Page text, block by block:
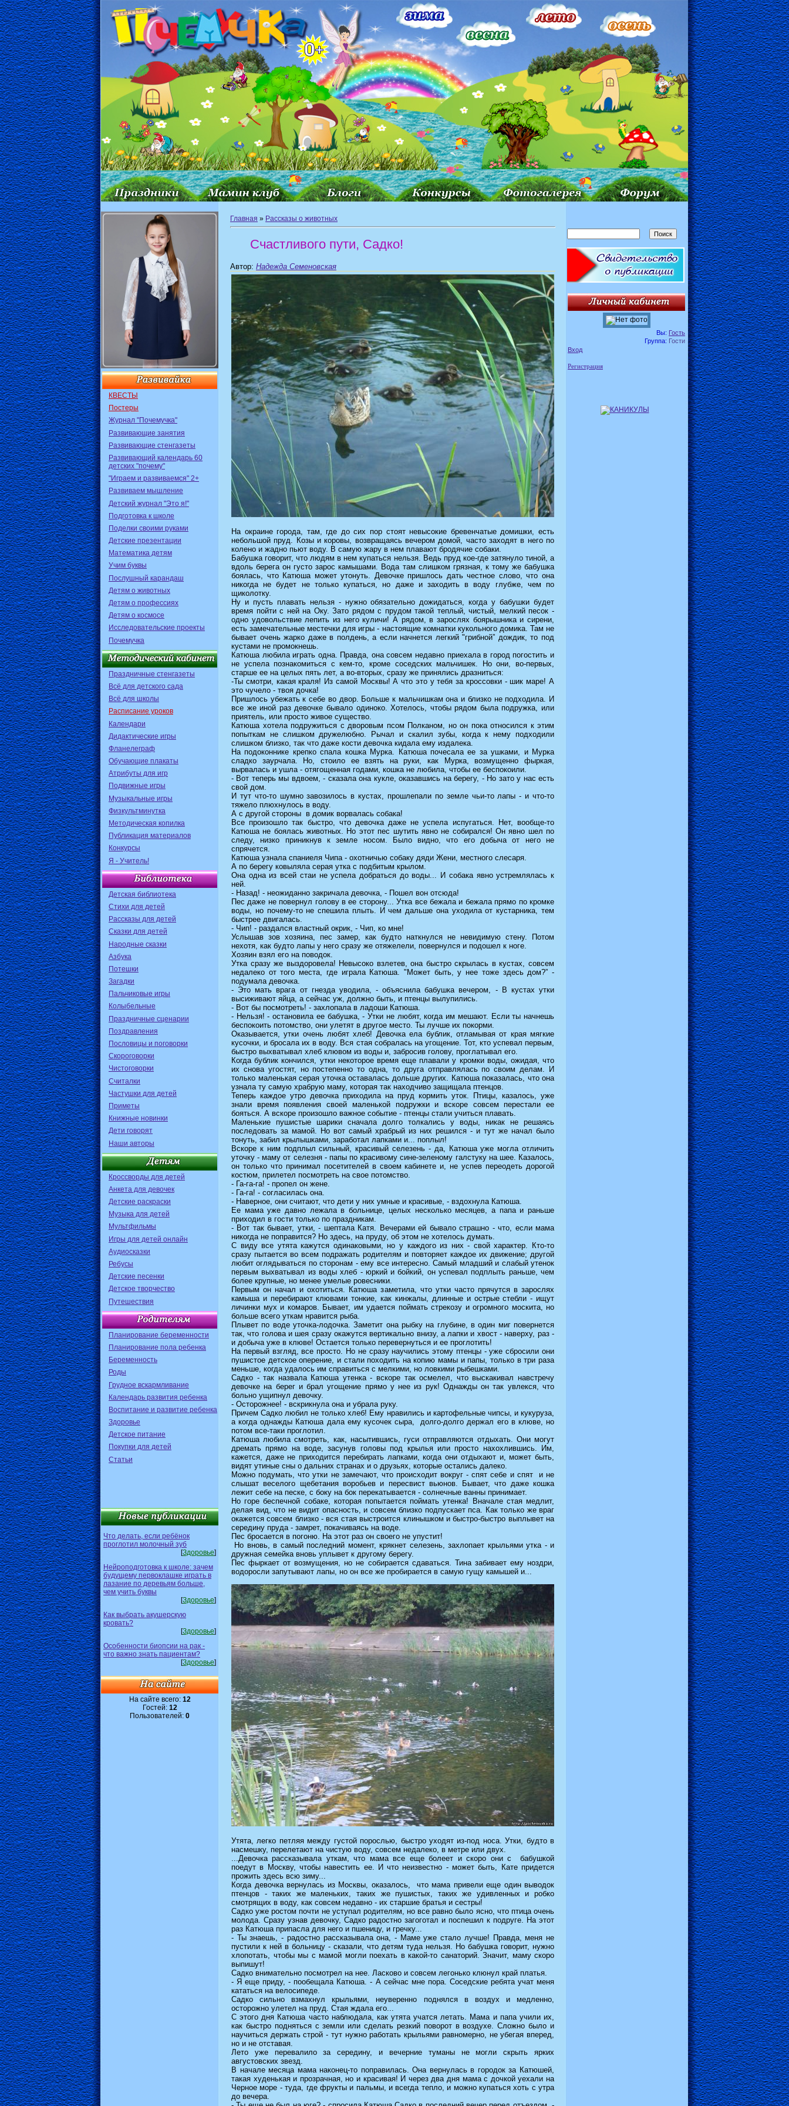
КВЕСТЫ
Постеры
Журнал "Почемучка"
Развивающие занятия
Развивающие стенгазеты
Развивающий календарь 60
детских "почему"
"Играем и развиваемся" 2+
Развиваем мышление
Детский журнал "Это я!"
Подготовка к школе
Поделки своими руками
Детские презентации
Математика детям
Учим буквы
Послушный карандаш
Детям о животных
Детям о профессиях
Детям о космосе
Исследовательские проекты
Почемучка
Праздничные стенгазеты
Всё для детского сада
Всё для школы
Расписание уроков
Календари
Дидактические игры
Фланелеграф
Обучающие плакаты
Атрибуты для игр
Подвижные игры
Музыкальные игры
Физкультминутка
Методическая копилка
Публикация материалов
Конкурсы
Я - Учитель!
Детская библиотека
Стихи для детей
Рассказы для детей
Сказки для детей
Народные сказки
Азбука
Потешки
Загадки
Пальчиковые игры
Колыбельные
Праздничные сценарии
Поздравления
Пословицы и поговорки
Скороговорки
Чистоговорки
Считалки
Частушки для детей
Приметы
Книжные новинки
Дети говорят
Наши авторы
Кроссворды для детей
Анкета для девочек
Детские раскраски
Музыка для детей
Мультфильмы
Игры для детей онлайн
Аудиосказки
Ребусы
Детские песенки
Детское творчество
Путешествия
Планирование беременности
Планирование пола ребенка
Беременность
Роды
Грудное вскармливание
Календарь развития ребенка
Воспитание и развитие ребенка
Здоровье
Детское питание
Покупки для детей
Статьи
Что делать, если ребёнок
проглотил молочный зуб
[Здоровье]
Нейроподготовка к школе: зачем
будущему первоклашке играть в
лазание по деревьям больше,
чем учить буквы
[Здоровье]
Как выбрать акушерскую
кровать?
[Здоровье]
Особенности биопсии на рак -
что важно знать пациентам?
[Здоровье]
На сайте всего: 12
Гостей: 12
Пользователей: 0
Главная » Рассказы о животных
Счастливого пути, Садко!
Автор: Надежда Семеновская
На окраине города, там, где до сих пор стоят невысокие бревенчатые домишки, есть
небольшой пруд. Козы и коровы, возвращаясь вечером домой, часто заходят в него по
колено и жадно пьют воду. В самую жару в нем плавают бродячие собаки.
Бабушка говорит, что людям в нем купаться нельзя. Ведь пруд кое-где затянуло тиной, а
вдоль берега он густо зарос камышами. Вода там слишком грязная, к тому же бабушка
боялась, что Катюша может утонуть. Девочке пришлось дать честное слово, что она
никогда не будет не только купаться, но даже и заходить в воду глубже, чем по
щиколотку.
Ну и пусть плавать нельзя - нужно обязательно дожидаться, когда у бабушки будет
время пойти с ней на Оку. Зато рядом с прудом такой теплый, чистый, мелкий песок -
одно удовольствие лепить из него куличи! А рядом, в зарослях боярышника и сирени,
есть замечательные местечки для игры - настоящие комнатки кукольного домика. Там не
бывает очень жарко даже в полдень, а если начнется легкий "грибной” дождик, то под
кустами не промокнешь.
Катюша любила играть одна. Правда, она совсем недавно приехала в город погостить и
не успела познакомиться с кем-то, кроме соседских мальчишек. Но они, во-первых,
старше ее на целых пять лет, а во-вторых, сразу же принялись дразниться:
-Ты смотри, какая краля! Из самой Москвы! А что это у тебя за кроссовки - шик маре! А
это чучело - твоя дочка!
Пришлось убежать к себе во двор. Больше к мальчишкам она и близко не подходила. И
все же иной раз девочке бывало одиноко. Хотелось, чтобы рядом была подружка, или
приятель, или просто живое существо.
Катюша хотела подружиться с дворовым псом Полканом, но он пока относился к этим
попыткам не слишком дружелюбно. Рычал и скалил зубы, когда к нему подходили
слишком близко, так что даже кости девочка кидала ему издалека.
На подоконнике крепко спала кошка Мурка. Катюша почесала ее за ушками, и Мурка
сладко заурчала. Но, стоило ее взять на руки, как Мурка, возмущенно фыркая,
вырвалась и ушла - отягощенная годами, кошка не любила, чтобы ее беспокоили.
- Вот теперь мы вдвоем, - сказала она кукле, оказавшись на берегу, - Но зато у нас есть
свой дом.
И тут что-то шумно завозилось в кустах, прошлепали по земле чьи-то лапы - и что-то
тяжело плюхнулось в воду.
А с другой стороны в домик ворвалась собака!
Все произошло так быстро, что девочка даже не успела испугаться. Нет, вообще-то
Катюша не боялась животных. Но этот пес шутить явно не собирался! Он явно шел по
следу, низко приникнув к земле носом. Было видно, что его добыча от него не
спрячется.
Катюша узнала спаниеля Чипа - охотничью собаку дяди Жени, местного слесаря.
А по берегу ковыляла серая утка с подбитым крылом.
Она одна из всей стаи не успела добраться до воды... И собака явно устремлялась к
ней.
- Назад! - неожиданно закричала девочка, - Пошел вон отсюда!
Пес даже не повернул голову в ее сторону... Утка все бежала и бежала прямо по кромке
воды, но почему-то не спешила плыть. И чем дальше она уходила от кустарника, тем
быстрее двигалась.
- Чип! - раздался властный окрик, - Чип, ко мне!
Услышав зов хозяина, пес замер, как будто наткнулся не невидимую стену. Потом
нехотя, как будто лапы у него сразу же отяжелели, повернулся и подошел к ноге.
Хозяин взял его на поводок.
Утка сразу же выздоровела! Невысоко взлетев, она быстро скрылась в кустах, совсем
недалеко от того места, где играла Катюша. "Может быть, у нее тоже здесь дом?” -
подумала девочка.
- Это мать врага от гнезда уводила, - объяснила бабушка вечером, - В кустах утки
высиживают яйца, а сейчас уж, должно быть, и птенцы вылупились.
- Вот бы посмотреть! - захлопала в ладоши Катюша.
- Нельзя! - остановила ее бабушка, - Утки не любят, когда им мешают. Если ты начнешь
беспокоить потомство, они улетят в другое место. Ты лучше их покорми.
Оказывается, утки очень любят хлеб! Девочка ела бублик, отламывая от края мягкие
кусочки, и бросала их в воду. Вся стая собралась на угощение. Тот, кто успевал первым,
быстро выхватывал хлеб клювом из воды и, забросив голову, проглатывал его.
Когда бублик кончился, утки некоторое время еще плавали у кромки воды, ожидая, что
их снова угостят, но постепенно то одна, то друга отправлялась по своим делам. И
только маленькая серая уточка оставалась дольше других. Катюша показалась, что она
узнала ту самую храбрую маму, которая так находчиво защищала птенцов.
Теперь каждое утро девочка приходила на пруд кормить уток. Птицы, казалось, уже
знали время появления своей маленькой подружки и вскоре совсем перестали ее
бояться. А вскоре произошло важное событие - птенцы стали учиться плавать.
Маленькие пушистые шарики сначала долго толкались у воды, никак не решаясь
последовать за мамой. Но вот самый храбрый из них решился - и тут же начал было
тонуть, забил крылышками, заработал лапками и... поплыл!
Вскоре к ним подплыл сильный, красивый селезень - да, Катюша уже могла отличить
уточку - маму от селезня - папы по красивому сине-зеленому галстуку на шее. Казалось,
он только что принимал посетителей в своем кабинете и, не успев переодеть дорогой
костюм, прилетел посмотреть на свое потомство.
- Га-га-га! - пропел он жене.
- Га-га! - согласилась она.
- Наверное, они считают, что дети у них умные и красивые, - вздохнула Катюша.
Ее мама уже давно лежала в больнице, целых несколько месяцев, а папа и раньше
приходил в гости только по праздникам.
- Вот так бывает, утки, - шептала Катя. Вечерами ей бывало страшно - что, если мама
никогда не поправится? Но здесь, на пруду, об этом не хотелось думать.
С виду все утята кажутся одинаковыми, но у каждого из них - свой характер. Кто-то
сразу пытается во всем подражать родителям и повторяет каждое их движение; другой
любит оглядываться по сторонам - ему все интересно. Самый младший и слабый утенок
первым выхватывал из воды хлеб - юркий и бойкий, он успевал подплыть раньше, чем
более крупные, но менее умелые ровесники.
Первым он начал и охотиться. Катюша заметила, что утки часто прячутся в зарослях
камыша и перебирают клювами тонкие, как кинжалы, длинные и острые стебли - ищут
личинки мух и комаров. Бывает, им удается поймать стрекозу и огромного москита, но
больше всего уткам нравится рыба.
Плывет по воде уточка-лодочка. Заметит она рыбку на глубине, в один миг повернется
так, что голова и шея сразу окажутся вертикально внизу, а лапки и хвост - наверху, раз -
и добыча уже в клюве! Остается только перевернуться и ее проглотить!
На первый взгляд, все просто. Но не сразу научились этому птенцы - уже сбросили они
пушистое детское оперение, и стали походить на копию мамы и папы, только в три раза
меньше, когда удалось им справиться с мелкими, но ловкими рыбешками.
Садко - так назвала Катюша утенка - вскоре так осмелел, что выскакивал навстречу
девочке на берег и брал угощение прямо у нее из рук! Однажды он так увлекся, что
больно ущипнул девочку.
- Осторожнее! - вскрикнула она и убрала руку.
Причем Садко любил не только хлеб! Ему нравились и картофельные чипсы, и кукуруза,
а когда однажды Катюша дала ему кусочек сыра, долго-долго держал его в клюве, но
потом все-таки проглотил.
Катюша любила смотреть, как, насытившись, гуси отправляются отдыхать. Они могут
дремать прямо на воде, засунув головы под крылья или просто нахохлившись. Им,
кажется, даже не приходится перебирать лапками, когда они отдыхают и, может быть,
видят утиные сны о дальних странах и о друзьях, которые остались далеко.
Можно подумать, что утки не замечают, что происходит вокруг - спят себе и спят и не
слышат веселого щебетания воробьев и пересвист вьюнов. Бывает, что даже кошка
лежит себе на песке, с боку на бок перекатывается - солнечные ванны принимает.
Но горе беспечной собаке, которая попытается поймать утенка! Вначале стая медлит,
делая вид, что не видит опасность, и совсем близко подпускает пса. Как только же враг
окажется совсем близко - вся стая выстроится клинышком и быстро-быстро выплывет на
середину пруда - замрет, покачиваясь на воде.
Пес бросается в погоню. На этот раз он своего не упустит!
Но вновь, в самый последний момент, крякнет селезень, захлопает крыльями утка - и
дружная семейка вновь уплывет к другому берегу.
Пес фыркает от возмущения, но не собирается сдаваться. Тина забивает ему ноздри,
водоросли запутывают лапы, но он все же пробирается в самую гущу камышей и...
Утята, легко петляя между густой порослью, быстро уходят из-под носа. Утки, будто в
насмешку, перелетают на чистую воду, совсем недалеко, в метре или двух.
...Девочка рассказывала уткам, что мама все еще болеет и скоро они с бабушкой
поедут в Москву, чтобы навестить ее. И что неизвестно - может быть, Кате придется
прожить здесь всю зиму...
Когда девочка вернулась из Москвы, оказалось, что мама привели еще один выводок
птенцов - таких же маленьких, таких же пушистых, таких же удивленных и робко
смотрящих в воду, как совсем недавно - их старшие братья и сестры!
Садко уже ростом почти не уступал родителям, но все равно было ясно, что птица очень
молода. Сразу узнав девочку, Садко радостно загоготал и поспешил к подруге. На этот
раз Катюша припасла для него и пшеницу, и гречку...
- Ты знаешь, - радостно рассказывала она, - Маме уже стало лучше! Правда, меня не
пустили к ней в больницу - сказали, что детям туда нельзя. Но бабушка говорит, нужно
хлопотать, чтобы мы с мамой могли поехать в какой-то санаторий. Значит, маму скоро
выпишут!
Садко внимательно посмотрел на нее. Ласково и совсем легонько клюнул край платья.
- Я еще приду, - пообещала Катюша. - А сейчас мне пора. Соседские ребята учат меня
кататься на велосипеде.
Садко сильно взмахнул крыльями, неуверенно поднялся в воздух и медленно,
осторожно улетел на пруд. Стая ждала его...
С этого дня Катюша часто наблюдала, как утята учатся летать. Мама и папа учили их,
как быстро подняться с земли или сделать резкий поворот в воздухе. Сложно было и
научиться держать строй - тут нужно работать крыльями равномерно, не убегая вперед,
но и не отставая.
Лето уже перевалило за середину, и вечерние туманы не могли скрыть ярких
августовских звезд.
В начале месяца мама наконец-то поправилась. Она вернулась в городок за Катюшей,
такая худенькая и прозрачная, но и красивая! И через два дня мама с дочкой уехали на
Черное море - туда, где фрукты и пальмы, и всегда тепло, и можно купаться хоть с утра
до вечера.
Вы: Гость
Группа: Гости
Вход
Регистрация